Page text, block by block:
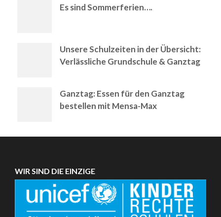
Es sind Sommerferien….
Unsere Schulzeiten in der Übersicht:
Verlässliche Grundschule & Ganztag
Ganztag: Essen für den Ganztag
bestellen mit Mensa-Max
WIR SIND DIE EINZIGE